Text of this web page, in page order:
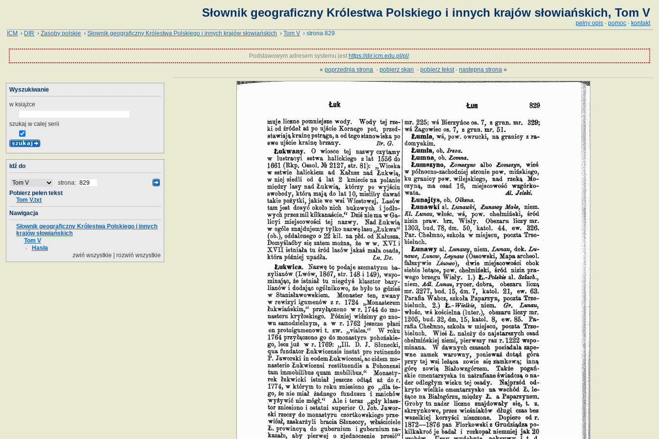
Słownik geograficzny Królestwa Polskiego i innych krajów słowiańskich, Tom V
pełny opis · pomoc · kontakt
ICM › DIR ›Zasoby polskie ›Słownik geograficzny Królestwa Polskiego i innych krajów słowiańskich ›Tom V › strona 829
Podstawowym adresem systemu jest https://dir.icm.edu.pl/pl/.
«poprzednia strona ·pobierz skan ·pobierz tekst·następna strona »
Wyszukiwanie
w książce
szukaj w całej serii
Idź do
strona:
Pobierz pełen tekst
Tom V.txt
Nawigacja
Słownik geograficzny Królestwa Polskiego i innych
krajów słowiańskich
Tom V
Hasła
zwiń wszystkie |rozwiń wszystkie